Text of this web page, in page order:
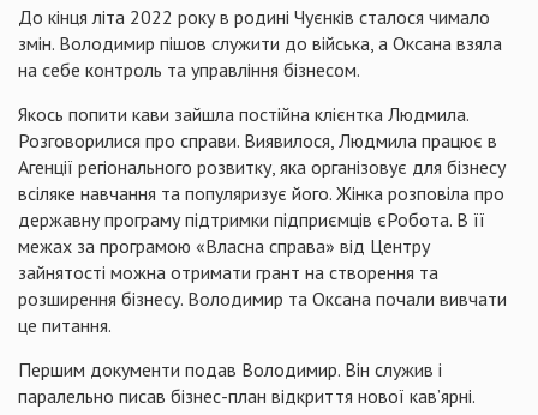
До кінця літа 2022 року в родині Чуєнків сталося чимало
змін. Володимир пішов служити до війська, а Оксана взяла
на себе контроль та управління бізнесом.
Якось попити кави зайшла постійна клієнтка Людмила.
Розговорилися про справи. Виявилося, Людмила працює в
Агенції регіонального розвитку, яка організовує для бізнесу
всіляке навчання та популяризує його. Жінка розповіла про
державну програму підтримки підприємців єРобота. В її
межах за програмою «Власна справа» від Центру
зайнятості можна отримати грант на створення та
розширення бізнесу. Володимир та Оксана почали вивчати
це питання.
Першим документи подав Володимир. Він служив і
паралельно писав бізнес-план відкриття нової кав’ярні.